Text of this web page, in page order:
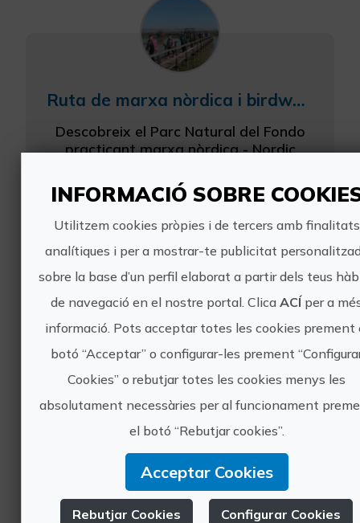
Ruta de marxa nòrdica i birdwatching
Descobreix el Parc Natural del Fondo
practicant marxa nòrdica - Nordic
aquest aiguamoll al mateix temps que
observem les diferents aus
(birdwatching) depenent de l'...
Començarem al matí amb una bonica
Crevillent apta per a tots els públics,
aprofitarem per practicar la tècnica
del nostre esport a la muntanya o
aprendre-la si...
INFORMACIÓ SOBRE
Utilitzem cookies pròpies i de tercers amb finalitats
analítiques i per a mostrar-te publicitat
sobre la base d’un perfil elaborat a partir dels teus
de navegació en el nostre portal. ClicaACÍper a
informació. Pots acceptar totes les cookies prement
botó “Acceptar” o configurar-les prement
Cookies” o rebutjar totes les cookies menys les
absolutament necessàries per al funcionament
el botó “Rebutjar cookies”.
Acceptar Cookies
Rebutjar Cookies Configurar Cookies